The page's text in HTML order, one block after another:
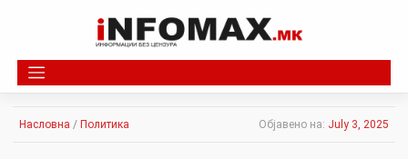
Насловна / Политика Објавено на: July 3, 2025